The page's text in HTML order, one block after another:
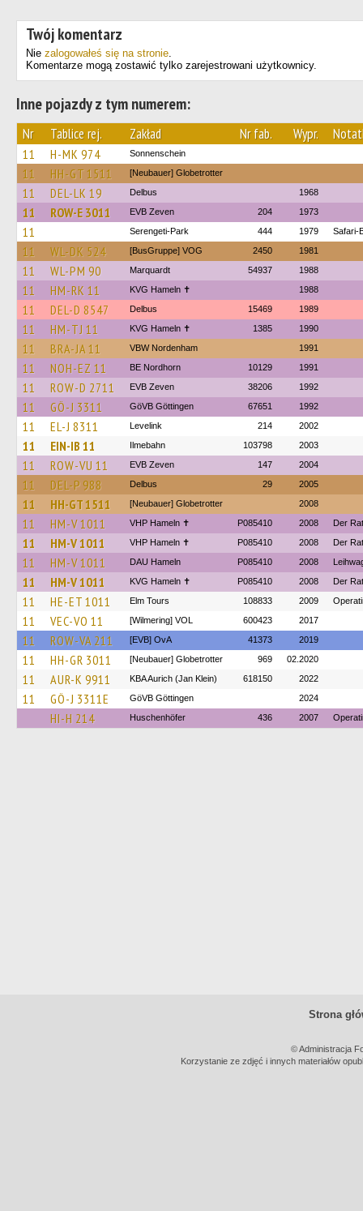
Twój komentarz
Nie zalogowałeś się na stronie.
Komentarze mogą zostawić tylko zarejestrowani użytkownicy.
Inne pojazdy z tym numerem:
Nr Tablice rej. Zakład Nr fab. Wypr.
11 H-MK 974 Sonnenschein
11 HH-GT 1511 [Neubauer] Globetrotter
11 DEL-LK 19 Delbus 1968
11 ROW-E 3011 EVB Zeven 204 1973
11 Serengeti-Park 444 1979 Safari-
11 WL-DK 524 [BusGruppe] VOG 2450 1981
11 WL-PM 90 Marquardt 54937 1988
11 HM-RK 11 KVG Hameln ✝ 1988
11 DEL-D 8547 Delbus 15469 1989
11 HM-TJ 11 KVG Hameln ✝ 1385 1990
11 BRA-JA 11 VBW Nordenham 1991
11 NOH-EZ 11 BE Nordhorn 10129 1991
11 ROW-D 2711 EVB Zeven 38206 1992
11 GÖ-J 3311 GöVB Göttingen 67651 1992
11 EL-J 8311 Levelink 214 2002
11 EIN-IB 11 Ilmebahn 103798 2003
11 ROW-VU 11 EVB Zeven 147 2004
11 DEL-P 988 Delbus 29 2005
11 HH-GT 1511 [Neubauer] Globetrotter 2008
11 HM-V 1011 VHP Hameln ✝ P085410 2008 Der
11 HM-V 1011 VHP Hameln ✝ P085410 2008 Der
11 HM-V 1011 DAU Hameln P085410 2008
11 HM-V 1011 KVG Hameln ✝ P085410 2008 Der
11 HE-ET 1011 Elm Tours 108833 2009
11 VEC-VO 11 [Wilmering] VOL 600423 2017
11 ROW-VA 211 [EVB] OvA 41373 2019
11 HH-GR 3011 [Neubauer] Globetrotter 969 02.2020
11 AUR-K 9911 KBA Aurich (Jan Klein) 618150 2022
11 GÖ-J 3311E GöVB Göttingen 2024
HI-H 214 Huschenhöfer 436 2007
Strona
© Administracja
Korzystanie ze zdjęć i innych materiałów